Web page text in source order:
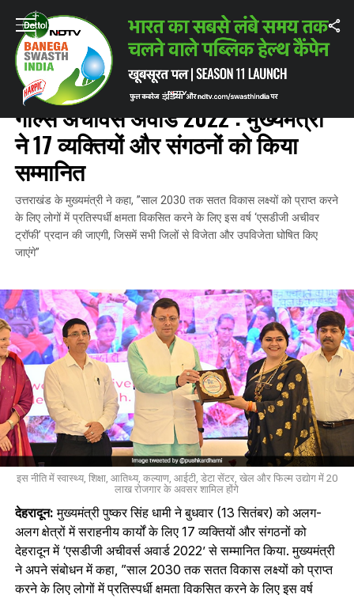
Home / पर्यावरण उत्तराखंड को मिला सस्टेनेबल डेवलपमेंट गोल्स अचीवर्स अवॉर्ड
पर्यावरण
उत्तराखंड को मिला सस्टेनेबल डेवलपमेंट
गोल्स अचीवर्स अवॉर्ड 2022 : मुख्यमंत्री
ने 17 व्यक्तियों और संगठनों को किया
सम्मानित
उत्तराखंड के मुख्यमंत्री ने कहा, ”साल 2030 तक सतत विकास लक्ष्यों को प्राप्त करने
के लिए लोगों में प्रतिस्पर्धी क्षमता विकसित करने के लिए इस वर्ष ‘एसडीजी अचीवर
ट्रॉफी’ प्रदान की जाएगी, जिसमें सभी जिलों से विजेता और उपविजेता घोषित किए
जाएंगे”
इस नीति में स्वास्थ्य, शिक्षा, आतिथ्य, कल्याण, आईटी, डेटा सेंटर, खेल और फिल्म उद्योग में 20
लाख रोजगार के अवसर शामिल होंगे
देहरादून:मुख्यमंत्री पुष्कर सिंह धामी ने बुधवार (13 सितंबर) को अलग-
अलग क्षेत्रों में सराहनीय कार्यों के लिए 17 व्यक्तियों और संगठनों को
देहरादून में ‘एसडीजी अचीवर्स अवार्ड 2022’ से सम्मानित किया. मुख्यमंत्री
ने अपने संबोधन में कहा, ”साल 2030 तक सतत विकास लक्ष्यों को प्राप्त
करने के लिए लोगों में प्रतिस्पर्धी क्षमता विकसित करने के लिए इस वर्ष